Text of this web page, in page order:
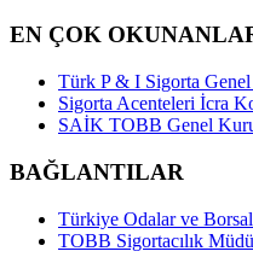
EN ÇOK
Türk P & I Sigorta
Sigorta Acenteleri İcra
SAİK TOBB Genel
BAĞLANTILAR
Türkiye Odalar ve
TOBB Sigortacılık